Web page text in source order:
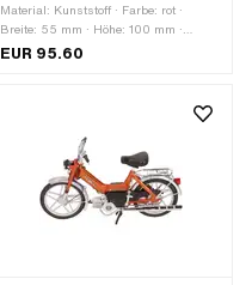
Material: Kunststoff · Farbe: rot ·
Breite: 55 mm · Höhe: 100 mm ·
Gesamtlänge: 165 mm
EUR 95.60